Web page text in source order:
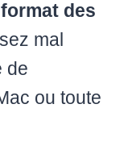
format des
mal
de
ou toute